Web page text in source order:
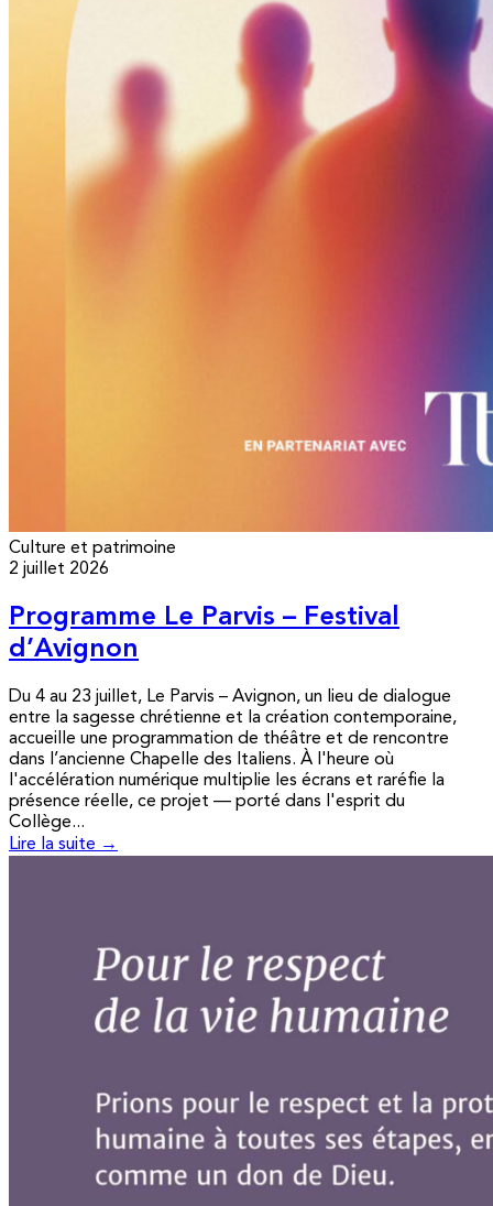
Culture et patrimoine
2 juillet 2026
Programme Le Parvis – Festival
d’Avignon
Du 4 au 23 juillet, Le Parvis – Avignon, un lieu de dialogue
entre la sagesse chrétienne et la création contemporaine,
accueille une programmation de théâtre et de rencontre
dans l’ancienne Chapelle des Italiens. À l'heure où
l'accélération numérique multiplie les écrans et raréfie la
présence réelle, ce projet — porté dans l'esprit du
Collège...
Lire la suite →